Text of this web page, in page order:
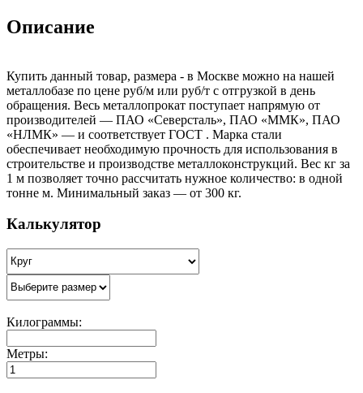
Описание
Купить данный товар, размера - в Москве можно на нашей
металлобазе по цене руб/м или руб/т с отгрузкой в день
обращения. Весь металлопрокат поступает напрямую от
производителей — ПАО «Северсталь», ПАО «ММК», ПАО
«НЛМК» — и соответствует ГОСТ . Марка стали
обеспечивает необходимую прочность для использования в
строительстве и производстве металлоконструкций. Вес кг за
1 м позволяет точно рассчитать нужное количество: в одной
тонне м. Минимальный заказ — от 300 кг.
Калькулятор
Килограммы:
Метры: